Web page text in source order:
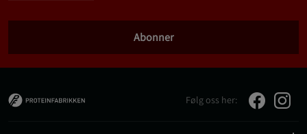
Abonner
Følg oss her: